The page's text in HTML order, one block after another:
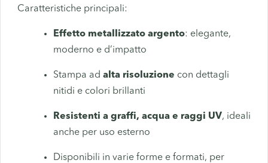
Caratteristiche principali:
Effetto metallizzato argento: elegante,
moderno e d’impatto
Stampa ad alta risoluzione con dettagli
nitidi e colori brillanti
Resistenti a graffi, acqua e raggi UV, ideali
anche per uso esterno
Disponibili in varie forme e formati, per